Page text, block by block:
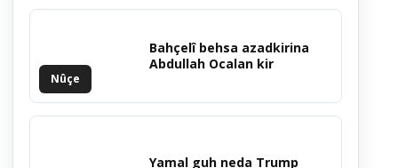
Nûçe
Bahçelî behsa azadkirina
Abdullah Ocalan kir
Yamal guh neda Trump